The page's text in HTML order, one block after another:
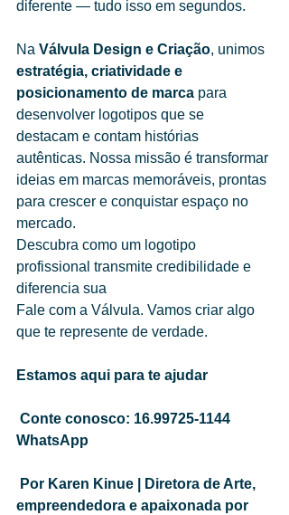
diferente — tudo isso em segundos.
Na Válvula Design e Criação, unimos
estratégia, criatividade e
posicionamento de marca para
desenvolver logotipos que se
destacam e contam histórias
autênticas. Nossa missão é transformar
ideias em marcas memoráveis, prontas
para crescer e conquistar espaço no
mercado.
Descubra como um logotipo
profissional transmite credibilidade e
diferencia sua
Fale com a Válvula. Vamos criar algo
que te represente de verdade.
Estamos aqui para te ajudar
Conte conosco: 16.99725-1144
WhatsApp
Por Karen Kinue | Diretora de Arte,
empreendedora e apaixonada por